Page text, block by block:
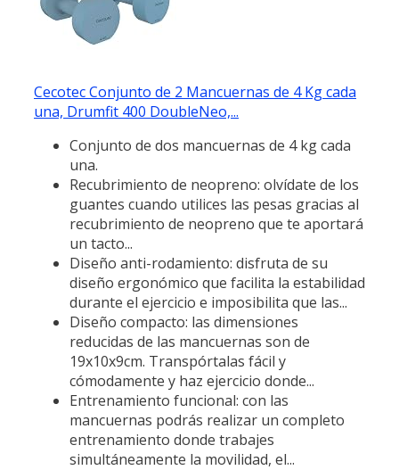
Cecotec Conjunto de 2 Mancuernas de 4 Kg cada
una, Drumfit 400 DoubleNeo,...
Conjunto de dos mancuernas de 4 kg cada
una.
Recubrimiento de neopreno: olvídate de los
guantes cuando utilices las pesas gracias al
recubrimiento de neopreno que te aportará
un tacto...
Diseño anti-rodamiento: disfruta de su
diseño ergonómico que facilita la estabilidad
durante el ejercicio e imposibilita que las...
Diseño compacto: las dimensiones
reducidas de las mancuernas son de
19x10x9cm. Transpórtalas fácil y
cómodamente y haz ejercicio donde...
Entrenamiento funcional: con las
mancuernas podrás realizar un completo
entrenamiento donde trabajes
simultáneamente la movilidad, el...